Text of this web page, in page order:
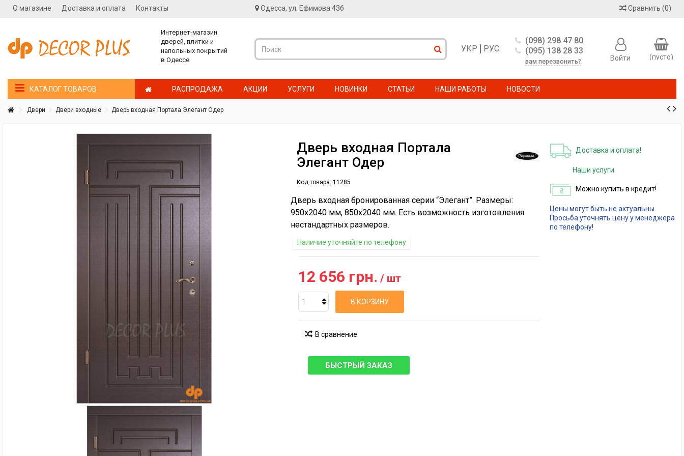
О магазине Доставка и оплата Контакты Одесса, ул. Ефимова 43б Сравнить (0)
Интернет-магазин
дверей, плитки и
напольных покрытий
в Одессе
(пусто)
РУС
УКР
(098) 298 47 80
(095) 138 28 33
вам перезвонить? Войти
КАТАЛОГ ТОВАРОВ РАСПРОДАЖА АКЦИИ УСЛУГИ НОВИНКИ СТАТЬИ НАШИ РАБОТЫ НОВОСТИ
Двери Двери входные Дверь входная Портала Элегант Одер
Дверь входная Портала
Элегант Одер
Код товара: 11285
Дверь входная бронированная серии “Элегант”. Размеры:
950х2040 мм, 850х2040 мм. Есть возможность изготовления
нестандартных размеров.
Наличие уточняйте по телефону
12 656 грн. / шт
В КОРЗИНУ
В сравнение
БЫСТРЫЙ ЗАКАЗ
Доставка и оплата!
Наши услуги
Можно купить в кредит!
Цены могут быть не актуальны.
Просьба уточнять цену у менеджера
по телефону!